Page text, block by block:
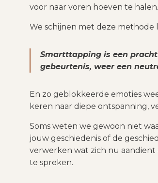
voor naar voren hoeven te halen.
We schijnen met deze methode
Smartttapping is een
gebeurtenis, weer een
En zo geblokkeerde emoties
keren naar diepe ontspanning,
Soms weten we gewoon niet
jouw geschiedenis of de
verwerken wat zich nu
te spreken.